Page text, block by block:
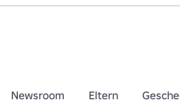
Newsroom Eltern